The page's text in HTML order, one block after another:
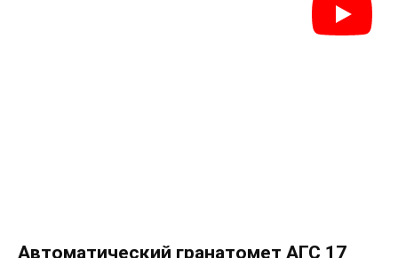
Автоматический гранатомет АГС 17